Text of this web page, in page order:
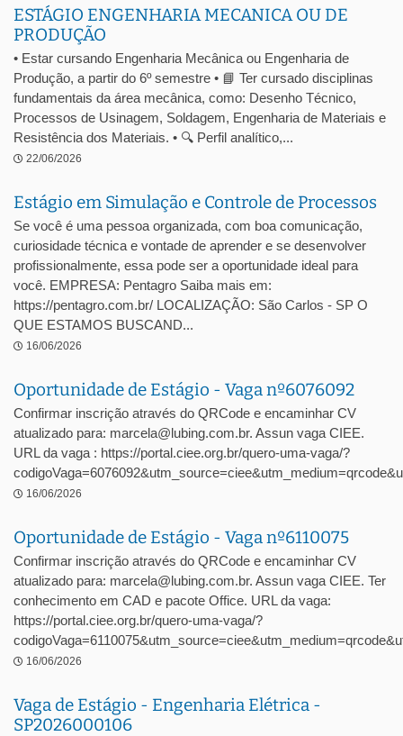
ESTÁGIO ENGENHARIA MECANICA OU DE
PRODUÇÃO
• Estar cursando Engenharia Mecânica ou Engenharia de
Produção, a partir do 6º semestre • 📘 Ter cursado disciplinas
fundamentais da área mecânica, como: Desenho Técnico,
Processos de Usinagem, Soldagem, Engenharia de Materiais e
Resistência dos Materiais. • 🔍 Perfil analítico,...
22/06/2026
Estágio em Simulação e Controle de Processos
Se você é uma pessoa organizada, com boa comunicação,
curiosidade técnica e vontade de aprender e se desenvolver
profissionalmente, essa pode ser a oportunidade ideal para
você. EMPRESA: Pentagro Saiba mais em:
https://pentagro.com.br/ LOCALIZAÇÃO: São Carlos - SP O
QUE ESTAMOS BUSCAND...
16/06/2026
Oportunidade de Estágio - Vaga nº6076092
Confirmar inscrição através do QRCode e encaminhar CV
atualizado para: marcela@lubing.com.br. Assun vaga CIEE.
URL da vaga : https://portal.ciee.org.br/quero-uma-vaga/?
16/06/2026
Oportunidade de Estágio - Vaga nº6110075
Confirmar inscrição através do QRCode e encaminhar CV
atualizado para: marcela@lubing.com.br. Assun vaga CIEE. Ter
conhecimento em CAD e pacote Office. URL da vaga:
https://portal.ciee.org.br/quero-uma-vaga/?
16/06/2026
Vaga de Estágio - Engenharia Elétrica -
SP2026000106